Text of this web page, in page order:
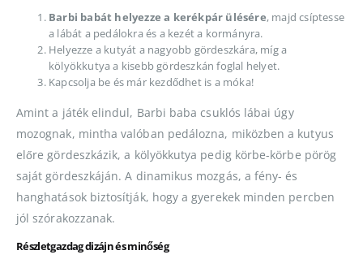
Barbi babát helyezze a kerékpár ülésére, majd csíptesse
a lábát a pedálokra és a kezét a kormányra.
Helyezze a kutyát a nagyobb gördeszkára, míg a
kölyökkutya a kisebb gördeszkán foglal helyet.
Kapcsolja be és már kezdődhet is a móka!
Amint a játék elindul, Barbi baba csuklós lábai úgy
mozognak, mintha valóban pedálozna, miközben a kutyus
előre gördeszkázik, a kölyökkutya pedig körbe-körbe pörög
saját gördeszkáján. A dinamikus mozgás, a fény- és
hanghatások biztosítják, hogy a gyerekek minden percben
jól szórakozzanak.
Részletgazdag dizájn és minőség